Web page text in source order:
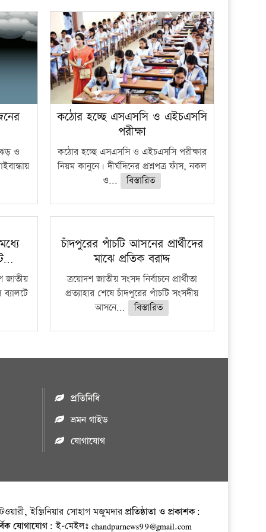
ঝড় ও
কঠোর হচ্ছে এসএসসি ও এইচএসসি
পরীক্ষা
কঠোর হচ্ছে এসএসসি ও এইচএসসি পরীক্ষার
নিয়ম কানুনে। দীর্ঘদিনের প্রশ্নপত্র ফাঁস, নকল
ও...
বিস্তারিত
জাতীয়
চাঁদপুরের পাঁচটি আসনের প্রার্থীদের
মাঝে প্রতিক বরাদ্দ
ত্রয়োদশ জাতীয় সংসদ নির্বাচনে প্রার্থীতা
প্রত্যাহার শেষে চাঁদপুরের পাঁচটি সংসদীয়
আসনে...
বিস্তারিত
প্রতিনিধি
ভ্রমন গাইড
যোগাযোগ
ইঞ্জিনিয়ার সোহাগ মজুমদারপ্রতিষ্ঠাতা ও প্রকাশক:
যোগাযোগ: ই-মেইলঃ chandpurnews99@gmail.com